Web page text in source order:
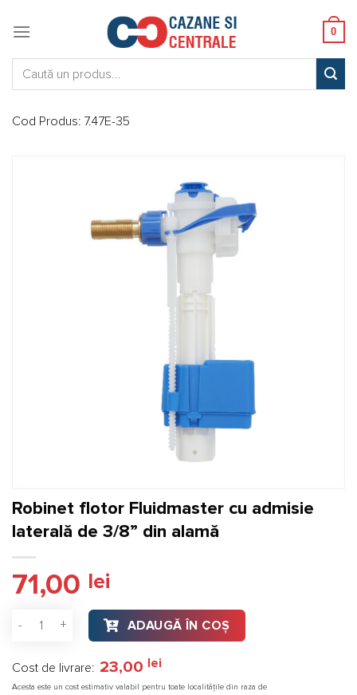
0
Cod Produs: 7.47E-35
Robinet flotor Fluidmaster cu admisie
laterală de 3/8” din alamă
71,00 lei
Cantitate Robinet flotor Fluidmaster cu admisie laterală de
ADAUGĂ ÎN COȘ
Cost de livrare: 23,00 lei
Acesta este un cost estimativ valabil pentru toate localitățile din raza de